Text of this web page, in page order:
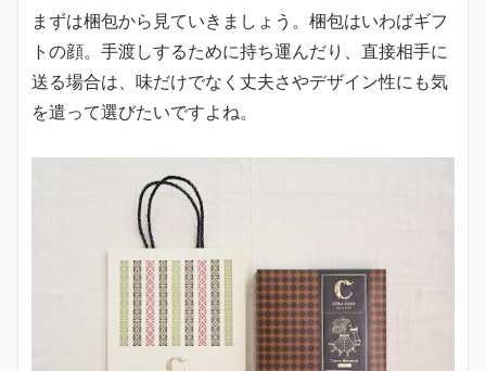
まずは梱包から見ていきましょう。梱包はいわばギフ
トの顔。手渡しするために持ち運んだり、直接相手に
送る場合は、味だけでなく丈夫さやデザイン性にも気
を遣って選びたいですよね。